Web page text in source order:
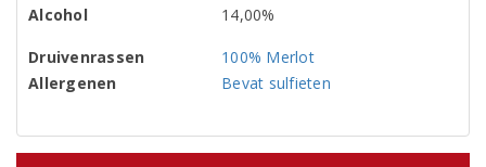
Alcohol
14,00%
Druivenrassen
100% Merlot
Allergenen
Bevat sulfieten